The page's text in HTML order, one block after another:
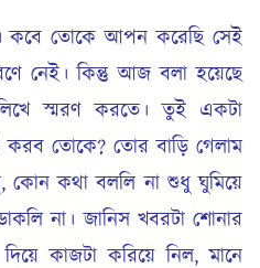
কবে তোকে আপন করেছি সেই
নেই। কিন্তু আজ বলা হয়েছে
স্মরণ করতে। তুই একটা
তোকে? তোর বাড়ি গেলাম
কোন কথা বললি না শুধু ঘুমিয়ে
না। জানিস খবরটা শোনার
কাজটা করিয়ে নিল, মানে